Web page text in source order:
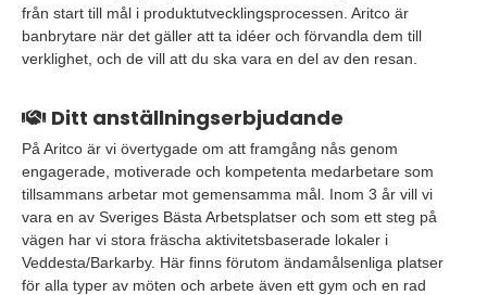
från start till mål i produktutvecklingsprocessen. Aritco är
banbrytare när det gäller att ta idéer och förvandla dem till
verklighet, och de vill att du ska vara en del av den resan.
Ditt anställningserbjudande
På Aritco är vi övertygade om att framgång nås genom
engagerade, motiverade och kompetenta medarbetare som
tillsammans arbetar mot gemensamma mål. Inom 3 år vill vi
vara en av Sveriges Bästa Arbetsplatser och som ett steg på
vägen har vi stora fräscha aktivitetsbaserade lokaler i
Veddesta/Barkarby. Här finns förutom ändamålsenliga platser
för alla typer av möten och arbete även ett gym och en rad